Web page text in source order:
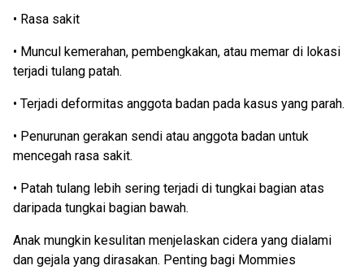
• Rasa sakit
• Muncul kemerahan, pembengkakan, atau memar di lokasi
terjadi tulang patah.
• Terjadi deformitas anggota badan pada kasus yang parah.
• Penurunan gerakan sendi atau anggota badan untuk
mencegah rasa sakit.
• Patah tulang lebih sering terjadi di tungkai bagian atas
daripada tungkai bagian bawah.
Anak mungkin kesulitan menjelaskan cidera yang dialami
dan gejala yang dirasakan. Penting bagi Mommies